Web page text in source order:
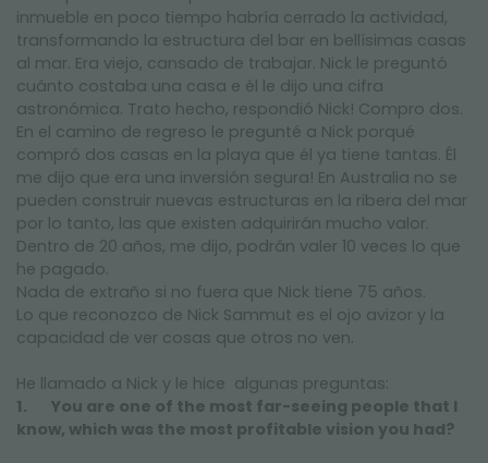
inmueble en poco tiempo habría cerrado la actividad,
transformando la estructura del bar en bellísimas casas
al mar. Era viejo, cansado de trabajar. Nick le preguntó
cuánto costaba una casa e él le dijo una cifra
astronómica. Trato hecho, respondió Nick! Compro dos.
En el camino de regreso le pregunté a Nick porqué
compró dos casas en la playa que él ya tiene tantas. Él
me dijo que era una inversión segura! En Australia no se
pueden construir nuevas estructuras en la ribera del mar
por lo tanto, las que existen adquirirán mucho valor.
Dentro de 20 años, me dijo, podrán valer 10 veces lo que
he pagado.
Nada de extraño si no fuera que Nick tiene 75 años.
Lo que reconozco de Nick Sammut es el ojo avizor y la
capacidad de ver cosas que otros no ven.
He llamado a Nick y le hice algunas preguntas:
1. You are one of the most far-seeing people that I
know, which was the most profitable vision you had?